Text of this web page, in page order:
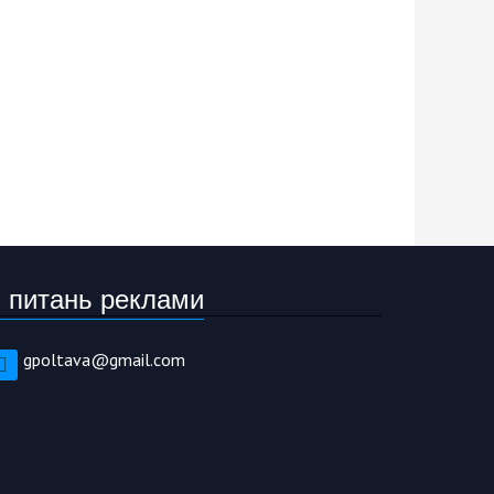
реклами
gpoltava@gmail.com